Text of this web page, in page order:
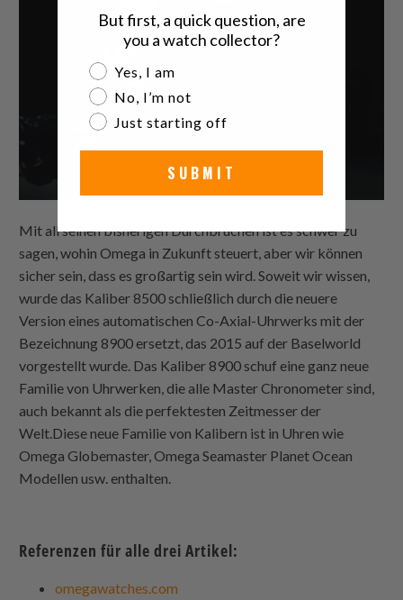
Mit all seinen bisherigen Durchbrüchen ist es schwer zu
sagen, wohin Omega in Zukunft steuert, aber wir können
sicher sein, dass es großartig sein wird. Soweit wir wissen,
wurde das Kaliber 8500 schließlich durch die neuere
Version eines automatischen Co-Axial-Uhrwerks mit der
Bezeichnung 8900 ersetzt, das 2015 auf der Baselworld
vorgestellt wurde. Das Kaliber 8900 schuf eine ganz neue
Familie von Uhrwerken, die alle Master Chronometer sind,
auch bekannt als die perfektesten Zeitmesser der
Welt.Diese neue Familie von Kalibern ist in Uhren wie
Omega Globemaster, Omega Seamaster Planet Ocean
Modellen usw. enthalten.
Referenzen für alle drei Artikel:
omegawatches.com
But first, a quick question, are
you a watch collector?
Are you a watch collector?
Yes, I am
No, I’m not
Just starting off
SUBMIT